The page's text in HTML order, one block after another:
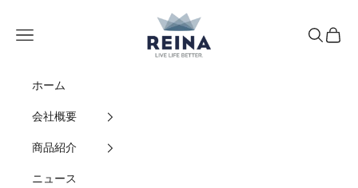
REINA
メニュー
検索カート
ホーム
会社概要
商品紹介
ニュース